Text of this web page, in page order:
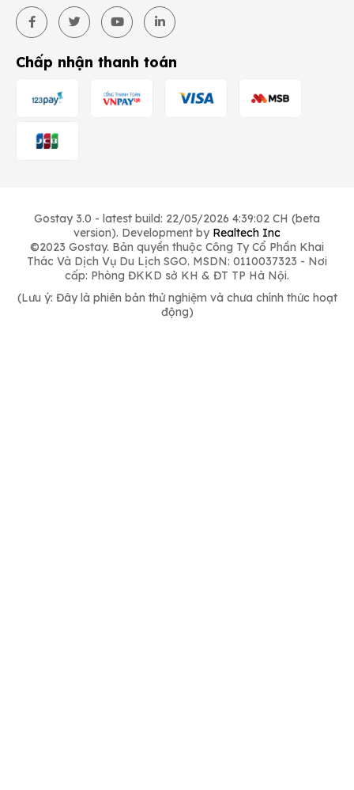
Chấp nhận thanh toán
Gostay 3.0 - latest build: 22/05/2026 4:39:02 CH (beta
version). Development by Realtech Inc
©2023 Gostay. Bản quyền thuộc Công Ty Cổ Phần Khai
Thác Và Dịch Vụ Du Lịch SGO. MSDN: 0110037323 - Nơi
cấp: Phòng ĐKKD sở KH & ĐT TP Hà Nội.
(Lưu ý: Đây là phiên bản thử nghiệm và chưa chính thức hoạt
động)